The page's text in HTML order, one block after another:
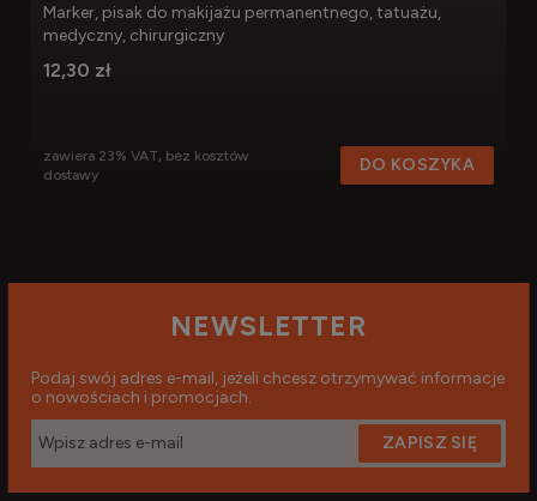
Marker, pisak do makijażu permanentnego, tatuażu,
medyczny, chirurgiczny
12,30 zł
zawiera 23% VAT, bez kosztów
dostawy
DO KOSZYKA
NEWSLETTER
Podaj swój adres e-mail, jeżeli chcesz otrzymywać informacje
o nowościach i promocjach.
ZAPISZ SIĘ